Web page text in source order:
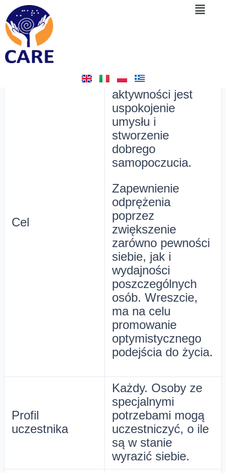
content
Menu
6. Krzesła dla
samoświadomości
By admin/May 24, 2025
Cel
Celem tej
aktywności jest
uspokojenie
umysłu i
stworzenie
dobrego
samopoczucia.
Zapewnienie
odprężenia
poprzez
zwiększenie
zarówno pewności
siebie, jak i
wydajności
poszczególnych
osób. Wreszcie,
ma na celu
promowanie
optymistycznego
podejścia do życia.
Profil
uczestnika
Każdy. Osoby ze
specjalnymi
potrzebami mogą
uczestniczyć, o ile
są w stanie
wyrazić siebie.
Post
navigation